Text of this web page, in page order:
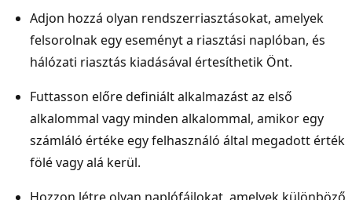
Adjon hozzá olyan rendszerriasztásokat, amelyek
felsorolnak egy eseményt a riasztási naplóban, és
hálózati riasztás kiadásával értesíthetik Önt.
Futtasson előre definiált alkalmazást az első
alkalommal vagy minden alkalommal, amikor egy
számláló értéke egy felhasználó által megadott érték
fölé vagy alá kerül.
Hozzon létre olyan naplófájlokat, amelyek különböző